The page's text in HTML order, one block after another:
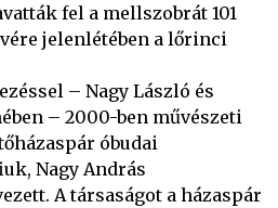
fel a mellszobrát 101
jelenlétében a lőrinci
– Nagy László és
– 2000-ben művészeti
óbudai
Nagy András
A társaságot a házaspár